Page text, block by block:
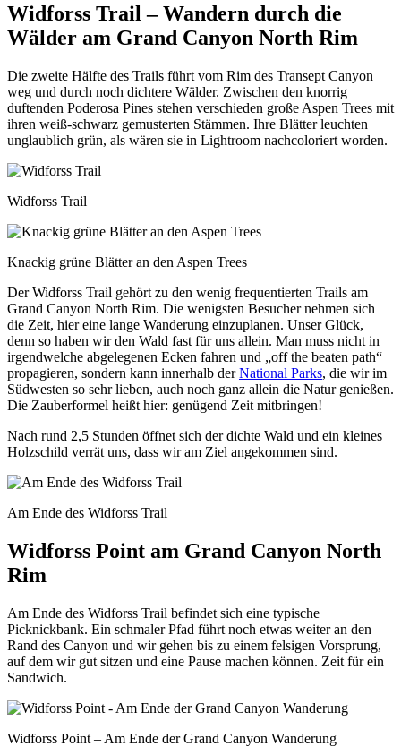
Widforss Trail – Wandern durch die
Wälder am Grand Canyon North Rim
Die zweite Hälfte des Trails führt vom Rim des Transept Canyon
weg und durch noch dichtere Wälder. Zwischen den knorrig
duftenden Poderosa Pines stehen verschieden große Aspen Trees mit
ihren weiß-schwarz gemusterten Stämmen. Ihre Blätter leuchten
unglaublich grün, als wären sie in Lightroom nachcoloriert worden.
Widforss Trail
Knackig grüne Blätter an den Aspen Trees
Der Widforss Trail gehört zu den wenig frequentierten Trails am
Grand Canyon North Rim. Die wenigsten Besucher nehmen sich
die Zeit, hier eine lange Wanderung einzuplanen. Unser Glück,
denn so haben wir den Wald fast für uns allein. Man muss nicht in
irgendwelche abgelegenen Ecken fahren und „off the beaten path“
propagieren, sondern kann innerhalb derNational Parks, die wir im
Südwesten so sehr lieben, auch noch ganz allein die Natur genießen.
Die Zauberformel heißt hier: genügend Zeit mitbringen!
Nach rund 2,5 Stunden öffnet sich der dichte Wald und ein kleines
Holzschild verrät uns, dass wir am Ziel angekommen sind.
Am Ende des Widforss Trail
Widforss Point am Grand Canyon North
Rim
Am Ende des Widforss Trail befindet sich eine typische
Picknickbank. Ein schmaler Pfad führt noch etwas weiter an den
Rand des Canyon und wir gehen bis zu einem felsigen Vorsprung,
auf dem wir gut sitzen und eine Pause machen können. Zeit für ein
Sandwich.
Widforss Point – Am Ende der Grand Canyon Wanderung